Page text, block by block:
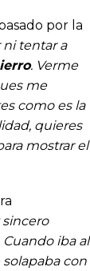
por la
ni tentar a
. Verme
me
como es la
quieres
mostrar el
sincero
iba al
con